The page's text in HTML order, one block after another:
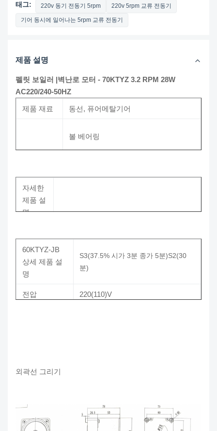
태그: 220v 동기 전동기 5rpm 220v 5rpm 교류 전동기
기어 동시에 일어나는 5rpm 교류 전동기
제품 설명
펠릿 보일러 |벽난로 모터 - 70KTYZ 3.2 RPM 28W
AC220/240-50HZ
제품 재료 동선, 퓨어메탈기어
장점
볼 베어링
작동의 신뢰성
낮은 코
자세한
제품 설
명
속도 5/10/15/20/30/50/75/100r/분
콘덴서 220V: 0.33/500V 110V:1.5/250V
60KTYZ-JB
상세 제품 설
명
S3(37.5% 시가 3분 종가 5분)S2(30
분)
전압 220(110)V
토크
콘덴서 220V:0.68/500V 110V:2.8/250V
외곽선 그리기